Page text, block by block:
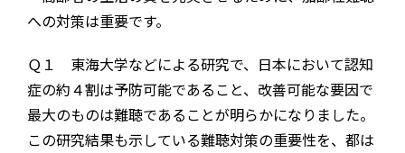
への対策は重要です。
Ｑ１ 東海大学などによる研究で、日本において認知
症の約４割は予防可能であること、改善可能な要因で
最大のものは難聴であることが明らかになりました。
この研究結果も示している難聴対策の重要性を、都は